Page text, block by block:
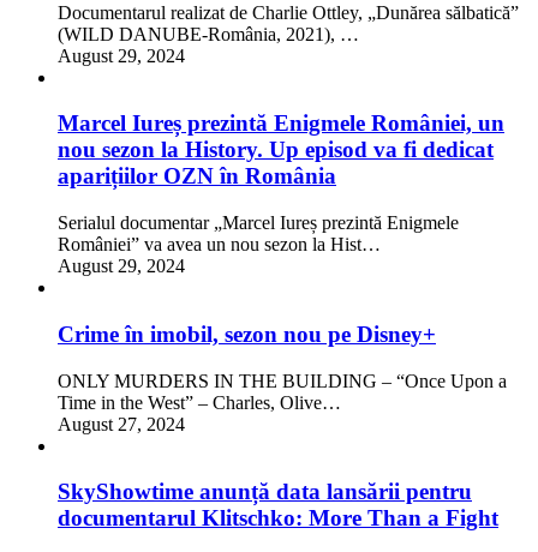
Documentarul realizat de Charlie Ottley, „Dunărea sălbatică”
(WILD DANUBE-România, 2021), …
August 29, 2024
Marcel Iureș prezintă Enigmele României, un
nou sezon la History. Up episod va fi dedicat
aparițiilor OZN în România
Serialul documentar „Marcel Iureș prezintă Enigmele
României” va avea un nou sezon la Hist…
August 29, 2024
Crime în imobil, sezon nou pe Disney+
ONLY MURDERS IN THE BUILDING – “Once Upon a
Time in the West” – Charles, Olive…
August 27, 2024
SkyShowtime anunță data lansării pentru
documentarul Klitschko: More Than a Fight